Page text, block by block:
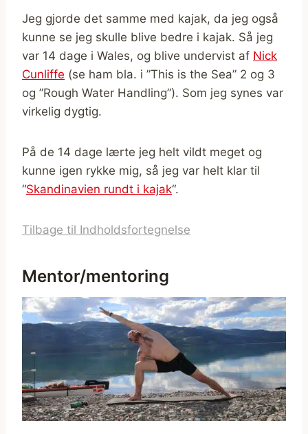
Jeg gjorde det samme med kajak, da jeg også
kunne se jeg skulle blive bedre i kajak. Så jeg
var 14 dage i Wales, og blive undervist af Nick
Cunliffe (se ham bla. i ”This is the Sea” 2 og 3
og ”Rough Water Handling”). Som jeg synes var
virkelig dygtig.
På de 14 dage lærte jeg helt vildt meget og
kunne igen rykke mig, så jeg var helt klar til
“Skandinavien rundt i kajak“.
Tilbage til Indholdsfortegnelse
Mentor/mentoring